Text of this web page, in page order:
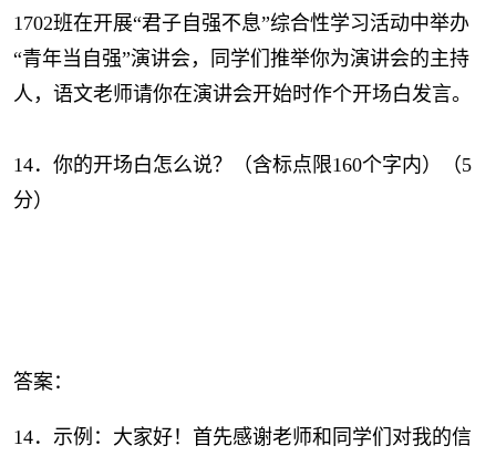
1702班在开展“君子自强不息”综合性学习活动中举办
“青年当自强”演讲会，同学们推举你为演讲会的主持
人，语文老师请你在演讲会开始时作个开场白发言。
14．你的开场白怎么说？（含标点限160个字内）（5
分）
答案：
14．示例：大家好！首先感谢老师和同学们对我的信